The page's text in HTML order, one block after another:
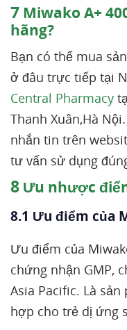
7 Miwako A+
hãng?
Bạn có thể mua
ở đâu trực tiếp tại
Central Pharmacy
Thanh Xuân,Hà
nhắn tin trên
tư vấn sử dụng
8 Ưu nhược
8.1 Ưu điểm của
Ưu điểm của
chứng nhận GMP,
Asia Pacific. Là
hợp cho trẻ dị ứng